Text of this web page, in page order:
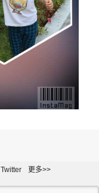
Twitter 更多>>